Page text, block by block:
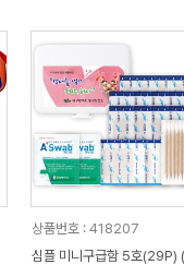
상품번호 : 418207
심플 미니구급함 5호(29P)